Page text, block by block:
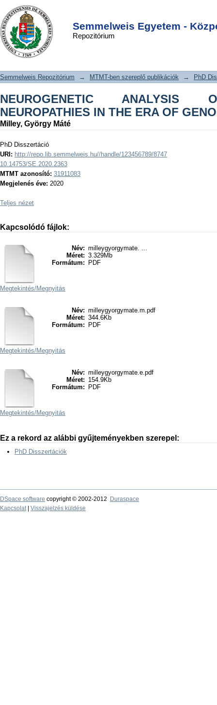
Semmelweis Egyetem -
Repozitórium
NEUROGENETIC ANALYSIS OF
HEREDITARY NEUROPATHIES IN THE
ERA OF GENOMIC MEDICINE
DSpace/Manakin Repository
Semmelweis Repozitórium → MTMT-ben szereplő publikációk → PhD
NEUROGENETIC ANALYSIS
NEUROPATHIES IN THE ERA OF
Milley, György Máté
PhD Disszertáció
URI: http://repo.lib.semmelweis.hu//handle/123456789/8747
10.14753/SE.2020.2363
MTMT azonosító: 31911083
Megjelenés éve: 2020
Teljes nézet
Kapcsolódó fájlok:
Név: milleygyorgymate. ...
Méret: 3.329Mb
Formátum:
PDF
Megtekintés/Megnyitás
Név: milleygyorgymate.m.pdf
Méret: 344.6Kb
Formátum:
PDF
Megtekintés/Megnyitás
Név: milleygyorgymate.e.pdf
Méret: 154.9Kb
Formátum:
PDF
Megtekintés/Megnyitás
Ez a rekord az alábbi gyűjteményekben szerepel:
PhD Disszertációk
DSpace software copyright © 2002-2012
Duraspace
Kapcsolat| Visszajelzés küldése